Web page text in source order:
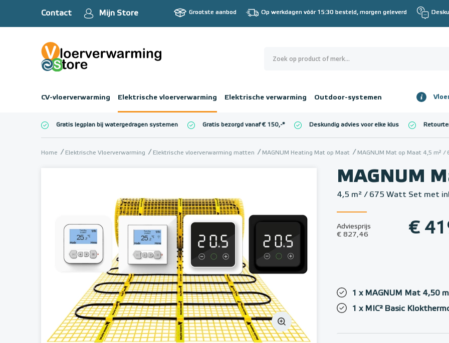
Contact Mijn Store Grootste aanbod Op werkdagen vóór 15:30 besteld, morgen geleverd
CV-vloerverwarming Elektrische vloerverwarming Elektrische verwarming Outdoor-systemen
€ 0,00
Gratis legplan bij watergedragen systemen Gratis bezorgd vanaf € 150,-* Deskundig advies voor elke klus
Home Elektrische Vloerverwarming Elektrische vloerverwarming matten MAGNUM Heating Mat op Maat MAGNUM Mat op Maat 4,5 m²
MAGNUM
4,5 m² / 675 Watt Set met
Adviesprijs
€ 827,46
€
1 x MAGNUM Mat 4,50
1 x MIC² Basic